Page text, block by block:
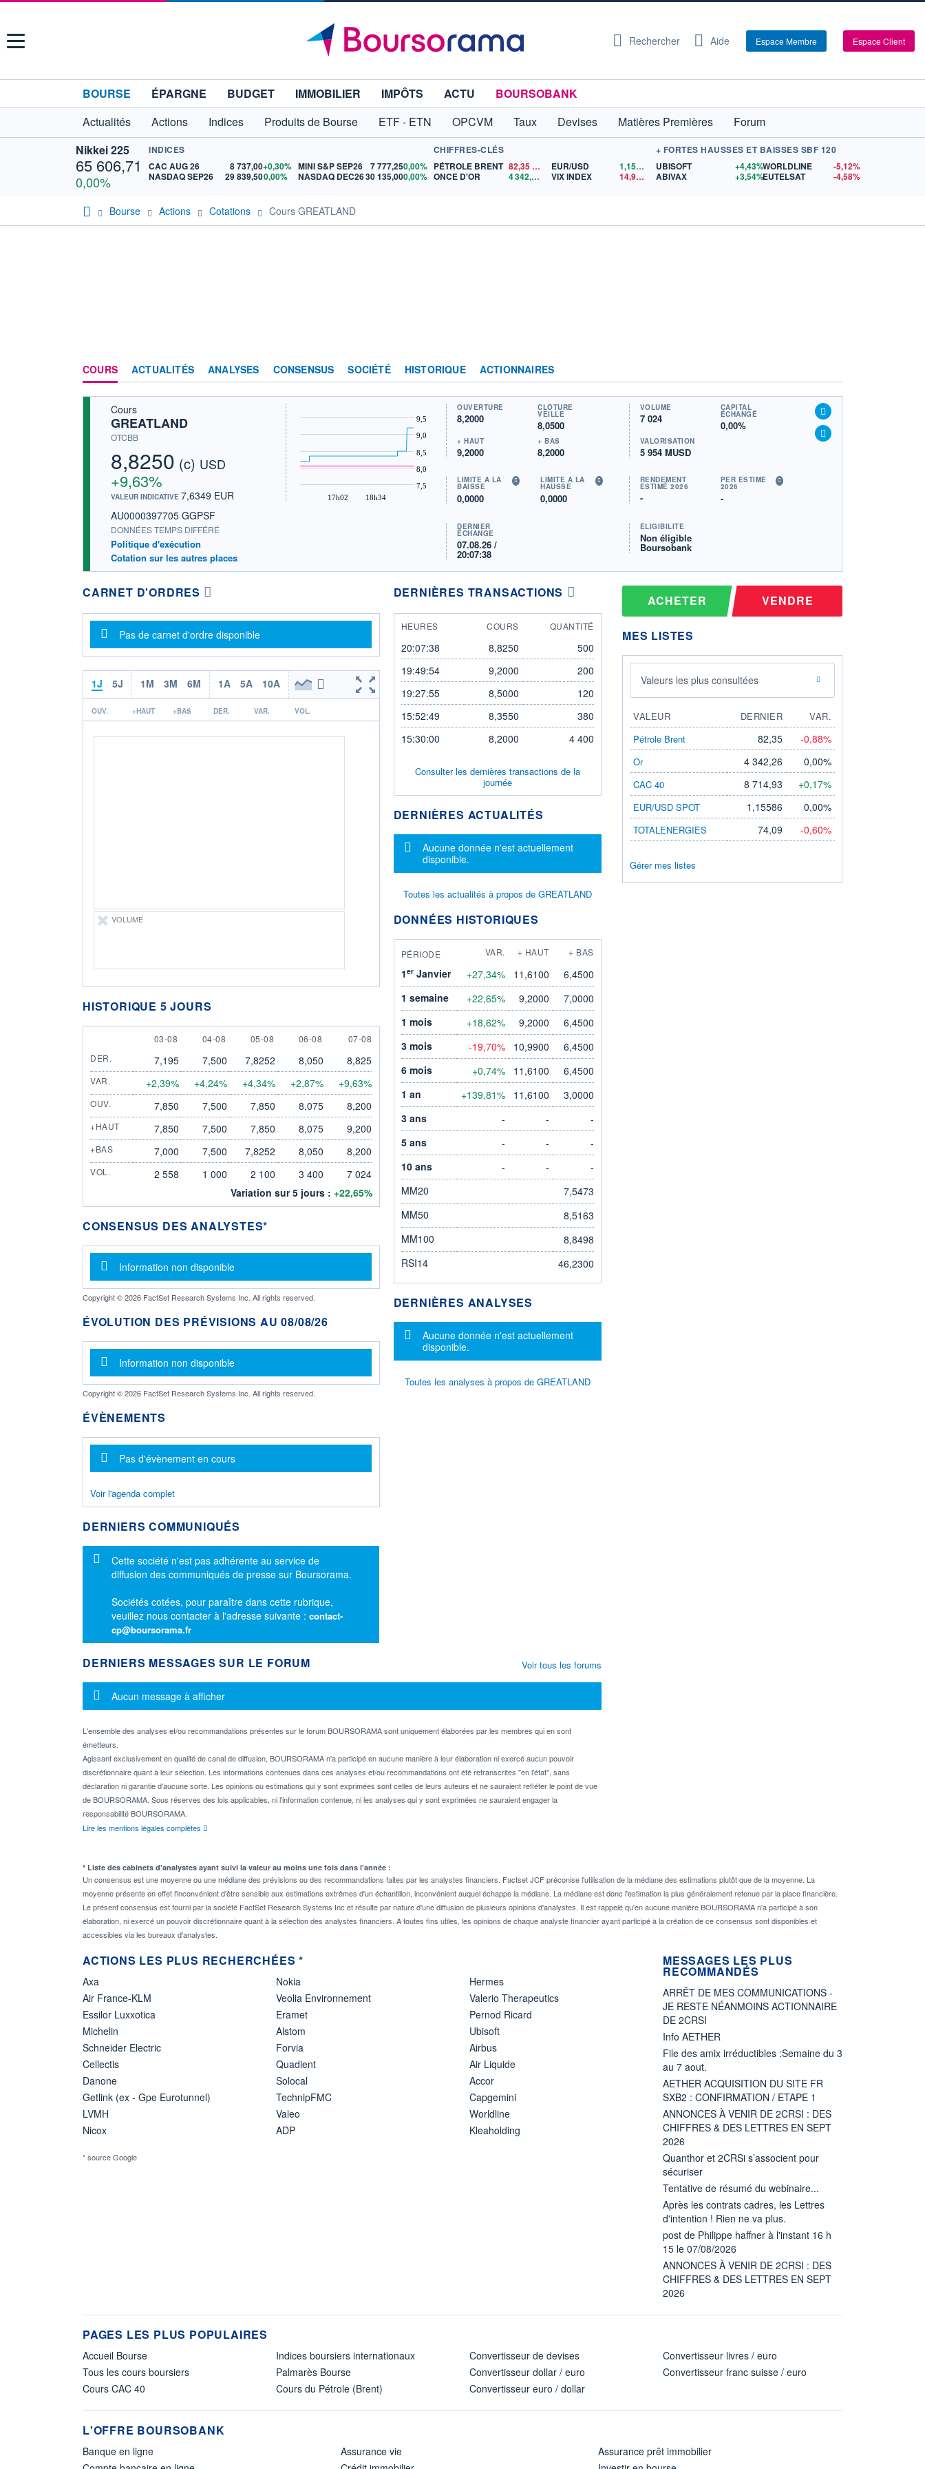
Menu Rechercher Aide Espace Membre Espace Client
BOURSE ÉPARGNE BUDGET IMMOBILIER IMPÔTS ACTU
BOURSOBANK
Actualités
Actions Indices Produits de Bourse ETF - ETN OPCVM Taux Devises Matières Premières
Forum
Nikkei 225
65 606,71
0,00%
INDICES
CAC AUG 26
8 737,00+0,30%
NASDAQ SEP26
29 839,500,00%
MINI S&P SEP26 7 777,250,00%
NASDAQ DEC2630 135,000,00%
CHIFFRES-CLÉS
PÉTROLE BRENT 82,35
ONCE D'OR
4 342,26 $US
EUR/USD 1,1559
$US
VIX INDEX
14,90$US
+ FORTES HAUSSES ET BAISSES SBF 120
UBISOFT
+4,43%
ABIVAX
+3,54%
WORLDLINE
-5,12%
EUTELSAT
-4,58%
Bourse Actions Cotations Cours GREATLAND
COURS ACTUALITÉS ANALYSES CONSENSUS SOCIÉTÉ HISTORIQUE ACTIONNAIRES
Cours
GREATLAND
OTCBB
8,8250 (c) USD
+9,63%
VALEUR INDICATIVE 7,6349 EUR
AU0000397705 GGPSF
DONNÉES TEMPS DIFFÉRÉ
Politique d'exécution
Cotation sur les autres places
17h02 18h34
7,5
8,0
8,5
9,0
9,5
OUVERTURE
8,2000
CLÔTURE
VEILLE
8,0500
+ HAUT
9,2000
+ BAS
8,2000
VOLUME
7 024
CAPITAL
ÉCHANGÉ
0,00%
VALORISATION
5 954 MUSD
LIMITE À LA
BAISSE
0,0000
LIMITE À LA
HAUSSE
0,0000
RENDEMENT
ESTIMÉ 2026
-
PER ESTIMÉ
2026
-
DERNIER
ÉCHANGE
07.08.26 /
20:07:38
ÉLIGIBILITÉ
Non éligible
Boursobank
CARNET D'ORDRES
Message d'information
Pas de carnet d'ordre disponible
1J 5J 1M 3M 6M 1A 5A 10A
OUV. +HAUT +BAS DER. VAR. VOL.
VOLUME
HISTORIQUE 5 JOURS
3 AUGUST
03-08 4 AUGUST
04-08 5 AUGUST
05-08 6 AUGUST
06-08 7 AUGUST
07-08
DER.
7,195 7,500 7,8252 8,050 8,825
VAR. +2,39% +4,24% +4,34% +2,87% +9,63%
OUV. 7,850 7,500 7,850 8,075 8,200
+HAUT 7,850 7,500 7,850 8,075 9,200
+BAS 7,000 7,500 7,8252 8,050 8,200
VOL. 2 558 1 000 2 100 3 400
7 024
Variation sur 5 jours : +22,65%
CONSENSUS DES ANALYSTES*
Message d'information
Information non disponible
Copyright © 2026 FactSet Research Systems Inc. All rights reserved.
ÉVOLUTION DES PRÉVISIONS AU 08/08/26
Message d'information
Information non disponible
Copyright © 2026 FactSet Research Systems Inc. All rights reserved.
ÉVÈNEMENTS
Message d'information
Pas d'évènement en cours
Voir l'agenda complet
DERNIERS COMMUNIQUÉS
Message d'information
Cette société n'est pas adhérente au service de
diffusion des communiqués de presse sur Boursorama.
Sociétés cotées, pour paraître dans cette rubrique,
veuillez nous contacter à l'adresse suivante : contact-
cp@boursorama.fr
DERNIÈRES TRANSACTIONS
HEURES COURS QUANTITÉ
20:07:38 8,8250
500
19:49:54
9,2000
200
19:27:55
8,5000
120
15:52:49
8,3550
380
15:30:00
8,2000 4 400
Consulter les dernières transactions de la
journée
DERNIÈRES ACTUALITÉS
Message d'information
Aucune donnée n'est actuellement
disponible.
Toutes les actualités à propos de GREATLAND
DONNÉES HISTORIQUES
PÉRIODE VAR. + HAUT + BAS
1erJanvier +27,34% 11,6100
6,4500
1 semaine
+22,65% 9,2000
7,0000
1 mois
+18,62% 9,2000
6,4500
3 mois
-19,70% 10,9900
6,4500
6 mois
+0,74% 11,6100
6,4500
1 an
+139,81% 11,6100
3,0000
3 ans
- -
-
5 ans
- -
-
10 ans
- -
-
MM20
7,5473
MM50
8,5163
MM100
8,8498
RSI14
46,2300
DERNIÈRES ANALYSES
Message d'information
Aucune donnée n'est actuellement
disponible.
Toutes les analyses à propos de GREATLAND
DERNIERS MESSAGES SUR LE FORUM
Message d'information
Aucun message à afficher
L'ensemble des analyses et/ou recommandations présentes sur le forum BOURSORAMA sont uniquement élaborées par les membres qui en sont
émetteurs.
Agissant exclusivement en qualité de canal de diffusion, BOURSORAMA n'a participé en aucune manière à leur élaboration ni exercé aucun pouvoir
discrétionnaire quant à leur sélection. Les informations contenues dans ces analyses et/ou recommandations ont été retranscrites "en l'état", sans
déclaration ni garantie d'aucune sorte. Les opinions ou estimations qui y sont exprimées sont celles de leurs auteurs et ne sauraient refléter le point de vue
de BOURSORAMA. Sous réserves des lois applicables, ni l'information contenue, ni les analyses qui y sont exprimées ne sauraient engager la
responsabilité BOURSORAMA.
Lire les mentions légales complètes
Voir tous les forums
ACHETER VENDRE
MES LISTES
Valeurs les plus consultées
VALEUR DERNIER
VAR.
Pétrole Brent
82,35 -0,88%
Or 4 342,26 0,00%
CAC 40 8 714,93 +0,17%
EUR/USD SPOT 1,15586 0,00%
TOTALENERGIES 74,09 -0,60%
Gérer mes listes
* Liste des cabinets d'analystes ayant suivi la valeur au moins une fois dans l'année :
Un consensus est une moyenne ou une médiane des prévisions ou des recommandations faites par les analystes financiers. Factset JCF préconise l'utilisation de la médiane des estimations plutôt que de la moyenne. La
moyenne présente en effet l'inconvénient d'être sensible aux estimations extrêmes d'un échantillon, inconvénient auquel échappe la médiane. La médiane est donc l'estimation la plus généralement retenue par la place financière.
Le présent consensus est fourni par la société FactSet Research Systems Inc et résulte par nature d'une diffusion de plusieurs opinions d'analystes. Il est rappelé qu'en aucune manière BOURSORAMA n'a participé à son
élaboration, ni exercé un pouvoir discrétionnaire quant à la sélection des analystes financiers. A toutes fins utiles, les opinions de chaque analyste financier ayant participé à la création de ce consensus sont disponibles et
accessibles via les bureaux d'analystes.
ACTIONS LES PLUS RECHERCHÉES *
Axa
Air France-KLM
Essilor Luxxotica
Michelin
Schneider Electric
Cellectis
Danone
Getlink (ex - Gpe Eurotunnel)
LVMH
Nicox
Nokia
Veolia Environnement
Eramet
Alstom
Forvia
Quadient
Solocal
TechnipFMC
Valeo
ADP
Hermes
Valerio Therapeutics
Pernod Ricard
Ubisoft
Airbus
Air Liquide
Accor
Capgemini
Worldline
Kleaholding
* source Google
MESSAGES LES PLUS
RECOMMANDÉS
ARRÊT DE MES COMMUNICATIONS -
JE RESTE NÉANMOINS ACTIONNAIRE
DE 2CRSI
Info AETHER
File des amix irréductibles :Semaine du 3
au 7 aout.
AETHER ACQUISITION DU SITE FR
SXB2 : CONFIRMATION / ETAPE 1
ANNONCES À VENIR DE 2CRSI : DES
CHIFFRES & DES LETTRES EN SEPT
2026
Quanthor et 2CRSi s’associent pour
sécuriser
Tentative de résumé du webinaire...
Après les contrats cadres, les Lettres
d'intention ! Rien ne va plus.
post de Philippe haffner à l'instant 16 h
15 le 07/08/2026
ANNONCES À VENIR DE 2CRSI : DES
CHIFFRES & DES LETTRES EN SEPT
2026
PAGES LES PLUS POPULAIRES
Accueil Bourse
Tous les cours boursiers
Cours CAC 40
Indices boursiers internationaux
Palmarès Bourse
Cours du Pétrole (Brent)
Convertisseur de devises
Convertisseur dollar / euro
Convertisseur euro / dollar
Convertisseur livres / euro
Convertisseur franc suisse / euro
L'OFFRE BOURSOBANK
Banque en ligne
Assurance vie
Assurance prêt immobilier